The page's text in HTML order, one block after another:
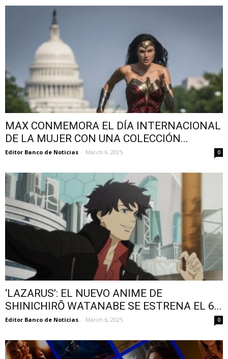
MAX CONMEMORA EL DÍA INTERNACIONAL
DE LA MUJER CON UNA COLECCIÓN...
Editor Banco de Noticias - March 6, 2025 0
‘LAZARUS’: EL NUEVO ANIME DE
SHINICHIRŌ WATANABE SE ESTRENA EL 6...
Editor Banco de Noticias - March 6, 2025 0